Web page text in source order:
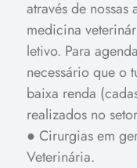
através de
medicina
letivo. Para
necessário que o
baixa renda
realizados no
● Cirurgias em
Veterinária.